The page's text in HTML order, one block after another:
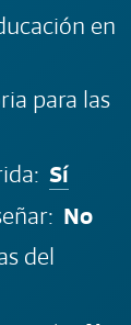
en
para las
Sí
No
del